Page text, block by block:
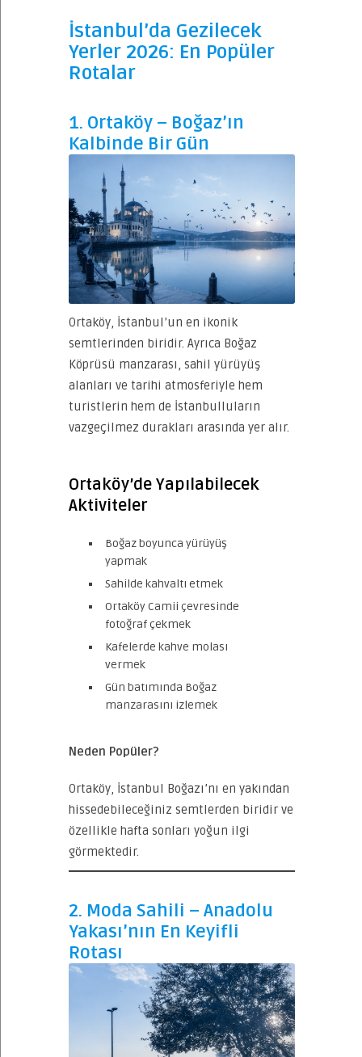
İstanbul’da Gezilecek
Yerler 2026: En Popüler
Rotalar
1. Ortaköy – Boğaz’ın
Kalbinde Bir Gün
Ortaköy, İstanbul’un en ikonik
semtlerinden biridir. Ayrıca Boğaz
Köprüsü manzarası, sahil yürüyüş
alanları ve tarihi atmosferiyle hem
turistlerin hem de İstanbulluların
vazgeçilmez durakları arasında yer alır.
Ortaköy’de Yapılabilecek
Aktiviteler
Boğaz boyunca yürüyüş
yapmak
Sahilde kahvaltı etmek
Ortaköy Camii çevresinde
fotoğraf çekmek
Kafelerde kahve molası
vermek
Gün batımında Boğaz
manzarasını izlemek
Neden Popüler?
Ortaköy, İstanbul Boğazı’nı en yakından
hissedebileceğiniz semtlerden biridir ve
özellikle hafta sonları yoğun ilgi
görmektedir.
2. Moda Sahili – Anadolu
Yakası’nın En Keyifli
Rotası